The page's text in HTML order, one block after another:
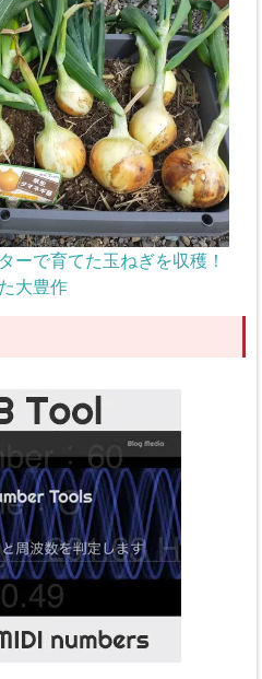
ーで育てた玉ねぎを収穫！
大豊作